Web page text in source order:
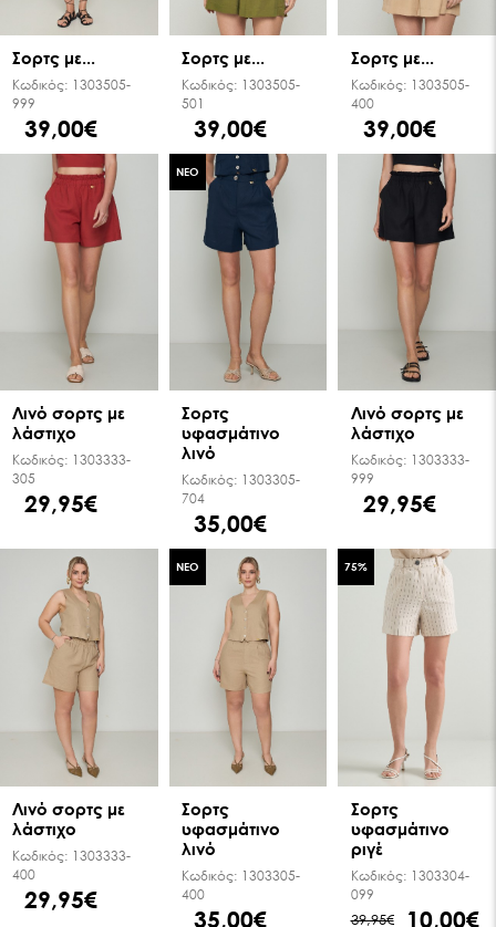
Σορτς με...
Κωδικός: 1303505-
999
39,00€
Σορτς με...
Κωδικός: 1303505-
501
39,00€
Σορτς με...
Κωδικός: 1303505-
400
39,00€
Λινό σορτς με
λάστιχο
Κωδικός: 1303333-
305
29,95€
ΝΕΟ
Σορτς
υφασμάτινο
λινό
Κωδικός: 1303305-
704
35,00€
Λινό σορτς με
λάστιχο
Κωδικός: 1303333-
999
29,95€
Λινό σορτς με
λάστιχο
Κωδικός: 1303333-
400
29,95€
ΝΕΟ
Σορτς
υφασμάτινο
λινό
Κωδικός: 1303305-
400
35,00€
75%
Σορτς
υφασμάτινο
ριγέ
Κωδικός: 1303304-
099
39,95€ 10,00€